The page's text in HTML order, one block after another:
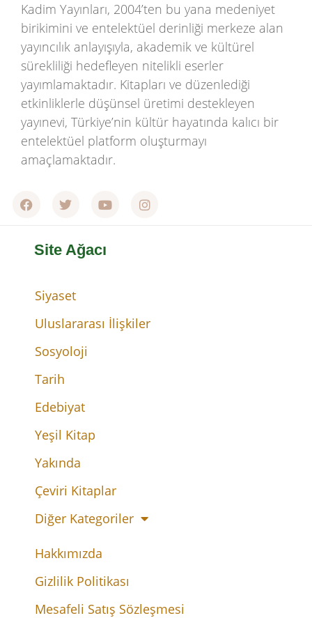
Kadim Yayınları, 2004’ten bu yana medeniyet
birikimini ve entelektüel derinliği merkeze alan
yayıncılık anlayışıyla, akademik ve kültürel
sürekliliği hedefleyen nitelikli eserler
yayımlamaktadır. Kitapları ve düzenlediği
etkinliklerle düşünsel üretimi destekleyen
yayınevi, Türkiye’nin kültür hayatında kalıcı bir
entelektüel platform oluşturmayı
amaçlamaktadır.
Site Ağacı
Siyaset
Uluslararası İlişkiler
Sosyoloji
Tarih
Edebiyat
Yeşil Kitap
Yakında
Çeviri Kitaplar
Diğer Kategoriler
Hakkımızda
Gizlilik Politikası
Mesafeli Satış Sözleşmesi